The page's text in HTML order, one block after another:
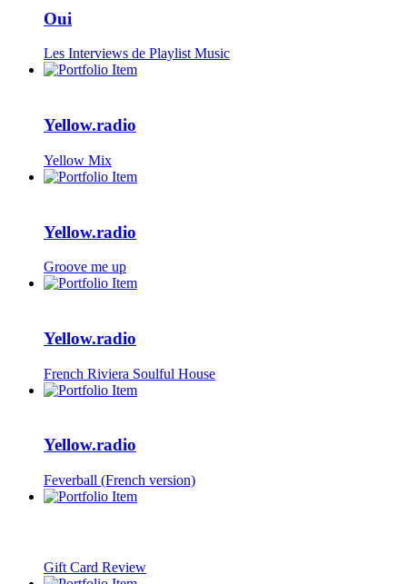
Oui
Les Interviews de Playlist Music
Yellow.radio
Yellow Mix
Yellow.radio
Groove me up
Yellow.radio
French Riviera Soulful House
Yellow.radio
Feverball (French version)
Gift Card Review